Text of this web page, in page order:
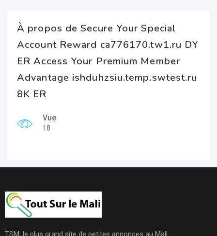
À propos de Secure Your Special
Account Reward ca776170.tw1.ru DY
ER Access Your Premium Member
Advantage ishduhzsiu.temp.swtest.ru
8K ER
Vue
18
TSM, le plus grand site de petites annonces au Mali.